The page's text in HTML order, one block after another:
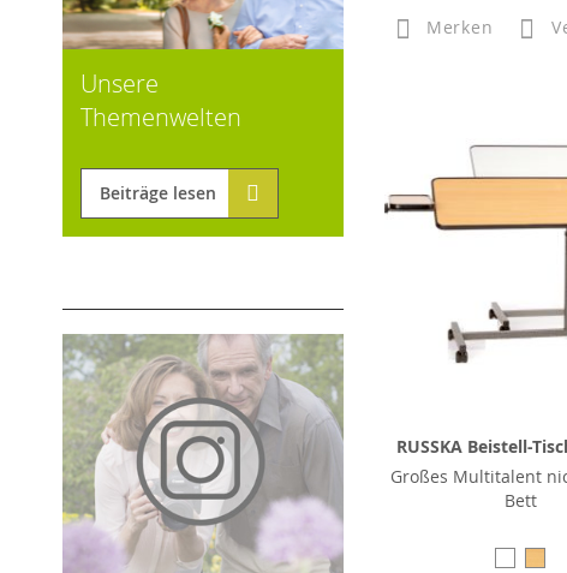
Merken
RUSSKA Beistell-
Großes Multitalent
Bett
Unsere
Themenwelten
Beiträge lesen